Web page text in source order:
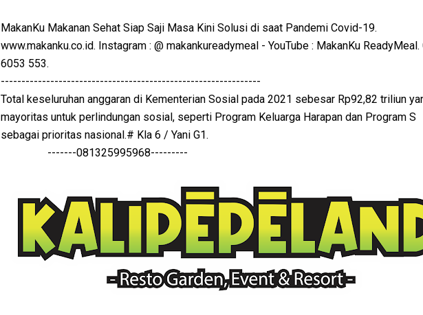
MakanKu Makanan Sehat Siap Saji Masa Kini Solusi di saat Pandemi Covid-19.
www.makanku.co.id. Instagram : @ makankureadymeal - YouTube : MakanKu
6053 553.
---------------------------------------------------------------
Total keseluruhan anggaran di Kementerian Sosial pada 2021 sebesar Rp92,82 triliun
mayoritas untuk perlindungan sosial, seperti Program Keluarga Harapan dan Program S
sebagai prioritas nasional.# Kla 6 / Yani G1.
-------081325995968---------